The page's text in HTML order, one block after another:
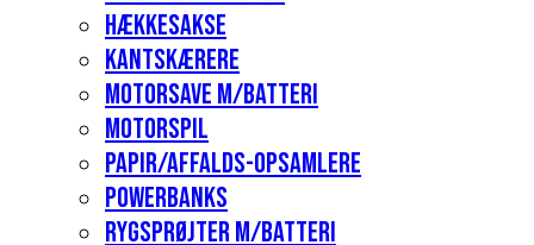
Hækkesakse
Kantskærere
Motorsave m/batteri
Motorspil
Papir/affalds-opsamlere
Powerbanks
Rygsprøjter m/batteri